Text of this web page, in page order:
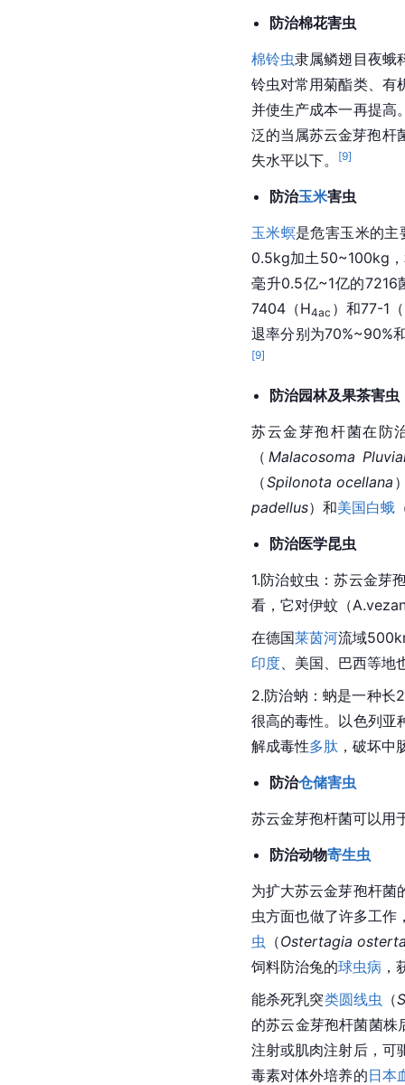
防治棉花害虫
棉铃虫隶属鳞翅目夜蛾
铃虫对常用菊酯类、有
并使生产成本一再提高
泛的当属苏云金芽孢杆
失水平以下。
[9]
防治玉米害虫
玉米螟是危害玉米的
0.5kg加土50~100kg
毫升0.5亿~1亿的7216
7404（H4ac ）和77-1
退率分别为70%~90%
[9]
防治园林及果茶害虫
苏云金芽孢杆菌在防
（ Malacosoma
（Spilonota ocellana
padellus）和美国白蛾
防治医学昆虫
1.防治蚊虫：苏云金芽
看，它对伊蚊（
在德国莱茵河流域
印度 、美国、巴西等
2.防治蚋：蚋是一种长
很高的毒性。以色列亚
解成毒性多肽 ，破坏中
防治仓储害虫
苏云金芽孢杆菌可以用
防治动物寄生虫
为扩大苏云金芽孢杆菌
虫方面也做了许多工作
虫 （Ostertagia
饲料防治兔的球虫病 ，
能杀死乳突类圆线虫 （
的苏云金芽孢杆菌菌株
注射或肌肉注射后，可
毒素对体外培养的日本